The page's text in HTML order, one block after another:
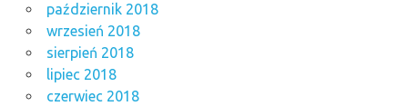
październik 2018
wrzesień 2018
sierpień 2018
lipiec 2018
czerwiec 2018